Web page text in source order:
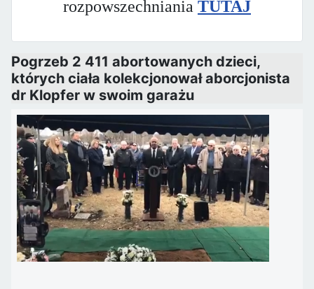
rozpowszechniania TUTAJ
Pogrzeb 2 411 abortowanych dzieci,
których ciała kolekcjonował aborcjonista
dr Klopfer w swoim garażu